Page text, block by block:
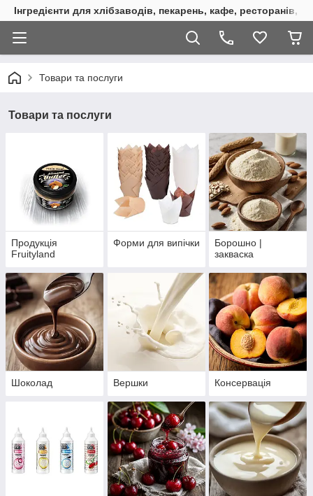
Інгредієнти для хлібзаводів, пекарень, кафе, ресторанів,
Товари та послуги
Товари та послуги
Продукція
Fruityland
Форми для випічки
Борошно |
закваска
Шоколад Вершки Консервація